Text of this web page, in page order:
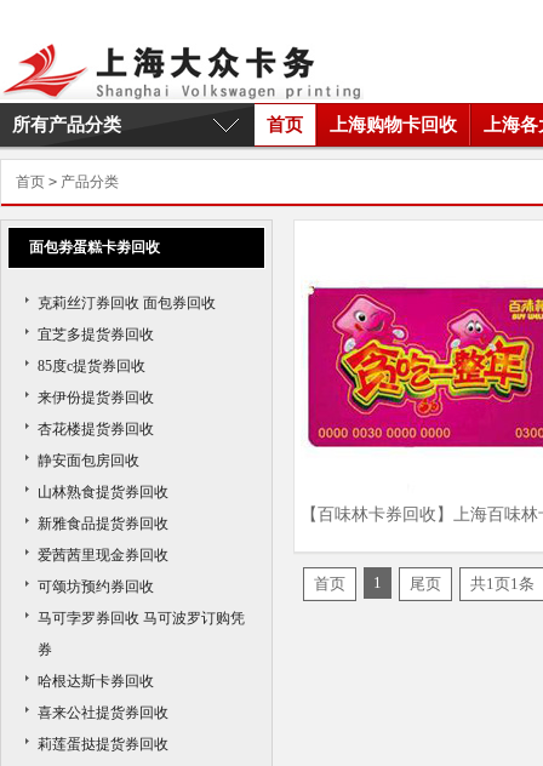
首页 上海购物卡回收 上海
所有产品分类
首页 > 产品分类
面包劵蛋糕卡劵回收
克莉丝汀券回收 面包券回收
宜芝多提货券回收
85度c提货券回收
来伊份提货券回收
杏花楼提货券回收
静安面包房回收
山林熟食提货券回收
新雅食品提货券回收
爱茜茜里现金券回收
可颂坊预约券回收
马可孛罗券回收 马可波罗订购凭
券
哈根达斯卡券回收
喜来公社提货券回收
莉莲蛋挞提货券回收
【百味林卡券回收】上海百味林
首页 1 尾页 共1页1条